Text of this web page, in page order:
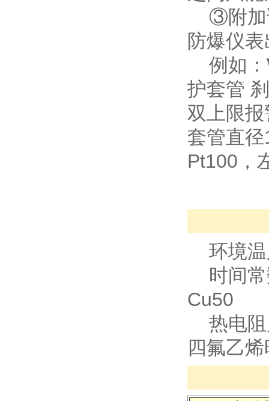
③附加
防爆仪
例如：
护套管
双上限报
套管直
Pt100，
环境温
时间常
Cu50
热电阻
四氟乙